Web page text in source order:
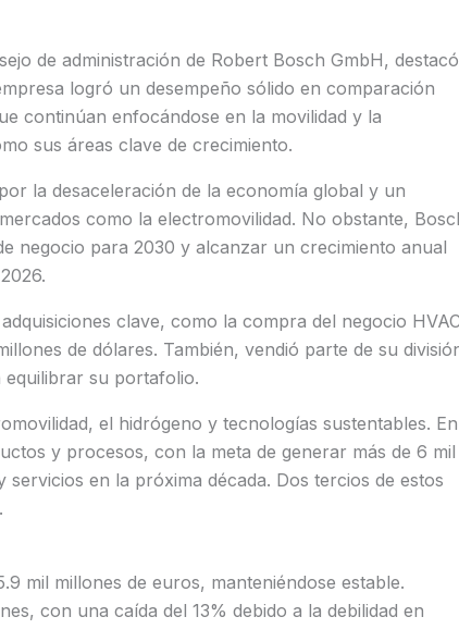
de administración de Robert Bosch GmbH, destacó
logró un desempeño sólido en comparación
continúan enfocándose en la movilidad y la
sus áreas clave de crecimiento.
la desaceleración de la economía global y un
como la electromovilidad. No obstante,
negocio para 2030 y alcanzar un crecimiento anual
clave, como la compra del negocio
de dólares. También, vendió parte de su
equilibrar su portafolio.
el hidrógeno y tecnologías sustentables. En
y procesos, con la meta de generar más de 6 mil
en la próxima década. Dos tercios de estos
mil millones de euros, manteniéndose estable.
con una caída del 13% debido a la debilidad en